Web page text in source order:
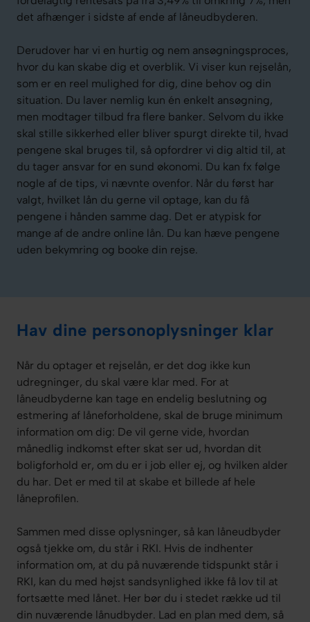
det afhænger i sidste af ende af låneudbyderen.
Derudover har vi en hurtig og nem ansøgningsproces,
hvor du kan skabe dig et overblik. Vi viser kun rejselån,
som er en reel mulighed for dig, dine behov og din
situation. Du laver nemlig kun én enkelt ansøgning,
men modtager tilbud fra flere banker. Selvom du ikke
skal stille sikkerhed eller bliver spurgt direkte til, hvad
pengene skal bruges til, så opfordrer vi dig altid til, at
du tager ansvar for en sund økonomi. Du kan fx følge
nogle af de tips, vi nævnte ovenfor. Når du først har
valgt, hvilket lån du gerne vil optage, kan du få
pengene i hånden samme dag. Det er atypisk for
mange af de andre online lån. Du kan hæve pengene
uden bekymring og booke din rejse.
Hav dine personoplysninger klar
Når du optager et rejselån, er det dog ikke kun
udregninger, du skal være klar med. For at
låneudbyderne kan tage en endelig beslutning og
estmering af låneforholdene, skal de bruge minimum
information om dig: De vil gerne vide, hvordan
månedlig indkomst efter skat ser ud, hvordan dit
boligforhold er, om du er i job eller ej, og hvilken alder
du har. Det er med til at skabe et billede af hele
låneprofilen.
Sammen med disse oplysninger, så kan låneudbyder
også tjekke om, du står i RKI. Hvis de indhenter
information om, at du på nuværende tidspunkt står i
RKI, kan du med højst sandsynlighed ikke få lov til at
fortsætte med lånet. Her bør du i stedet række ud til
din nuværende lånudbyder. Lad en plan med dem, så